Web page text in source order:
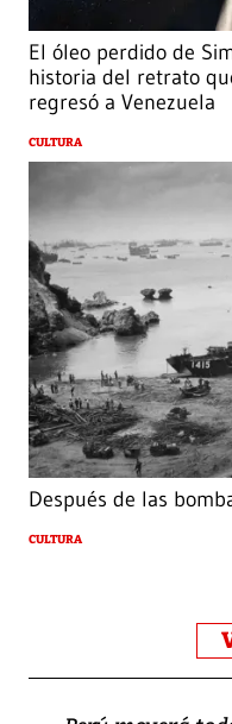
El óleo perdido de
historia del retrato
regresó a Venezuela
CULTURA
Después de las
CULTURA